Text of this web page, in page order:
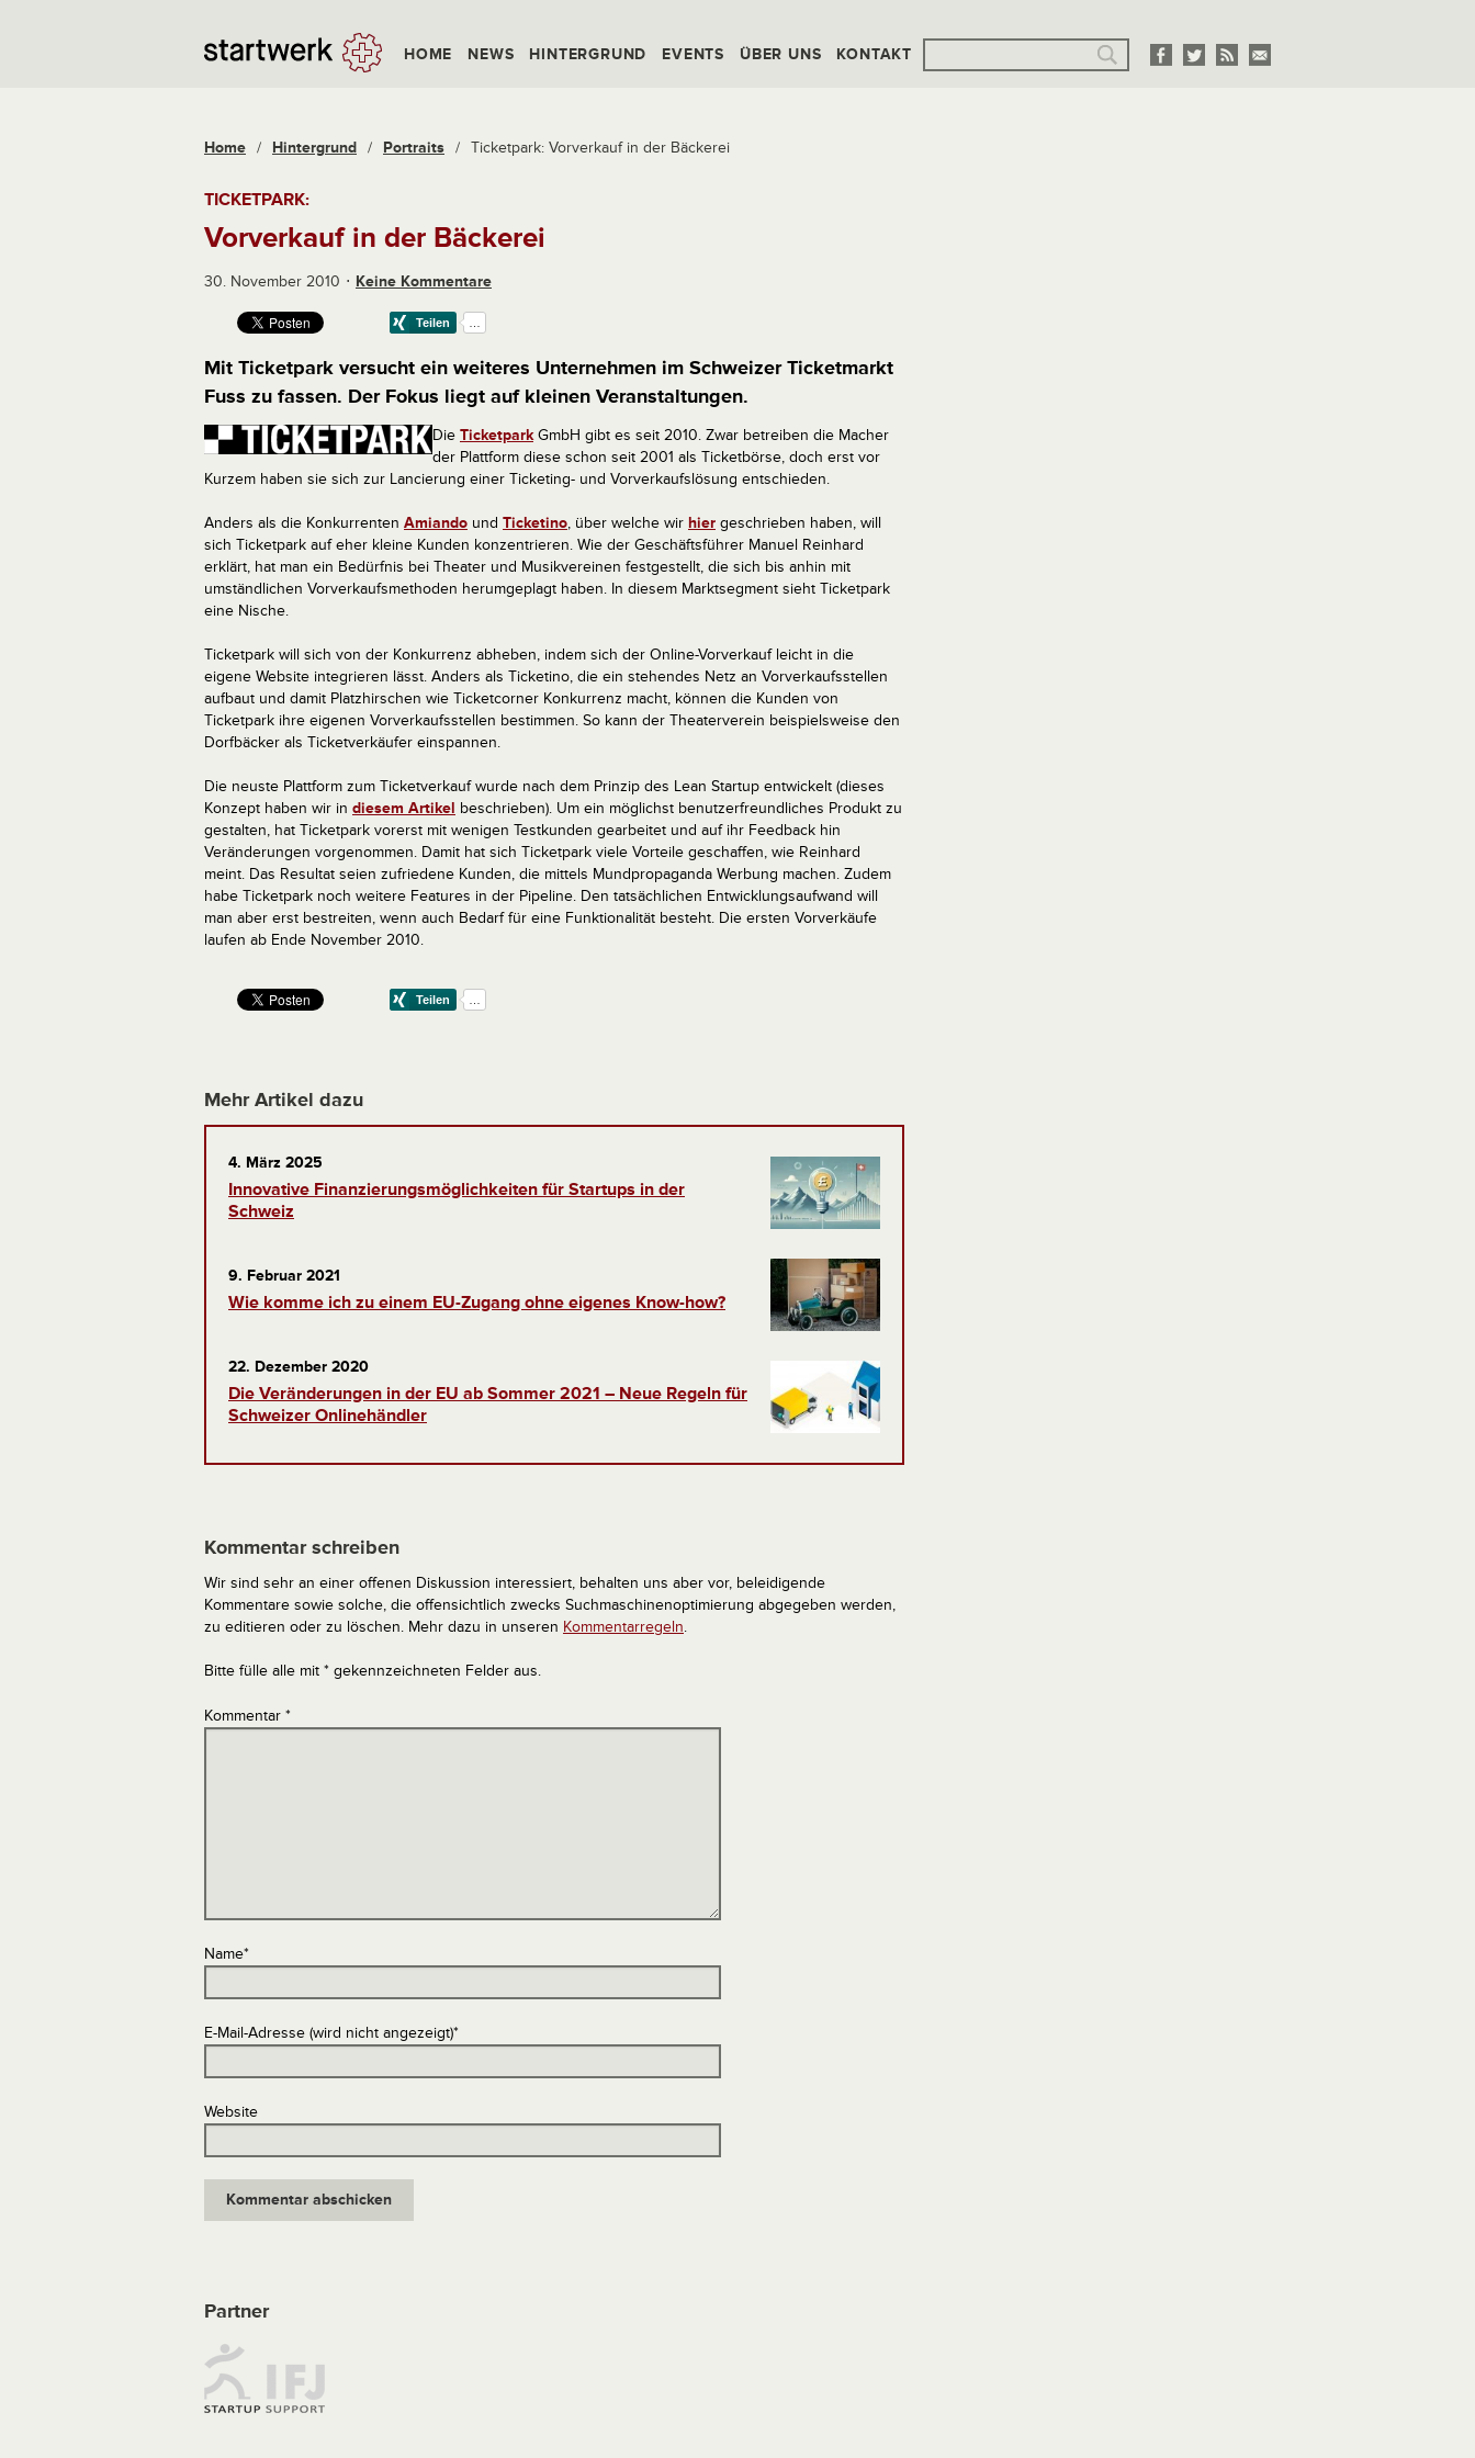
HOME NEWS HINTERGRUND EVENTS ÜBER UNS KONTAKT
Home / Hintergrund / Portraits / Ticketpark: Vorverkauf in der Bäckerei
TICKETPARK:
Vorverkauf in der Bäckerei
30. November 2010 Keine Kommentare
Mit Ticketpark versucht ein weiteres Unternehmen im Schweizer Ticketmarkt
Fuss zu fassen. Der Fokus liegt auf kleinen Veranstaltungen.
Die TicketparkGmbH gibt es seit 2010. Zwar betreiben die Macher
der Plattform diese schon seit 2001 als Ticketbörse, doch erst vor
Kurzem haben sie sich zur Lancierung einer Ticketing- und Vorverkaufslösung entschieden.
Anders als die Konkurrenten Amiando und Ticketino, über welche wir hier geschrieben haben, will
sich Ticketpark auf eher kleine Kunden konzentrieren. Wie der Geschäftsführer Manuel Reinhard
erklärt, hat man ein Bedürfnis bei Theater und Musikvereinen festgestellt, die sich bis anhin mit
umständlichen Vorverkaufsmethoden herumgeplagt haben. In diesem Marktsegment sieht Ticketpark
eine Nische.
Ticketpark will sich von der Konkurrenz abheben, indem sich der Online-Vorverkauf leicht in die
eigene Website integrieren lässt. Anders als Ticketino, die ein stehendes Netz an Vorverkaufsstellen
aufbaut und damit Platzhirschen wie Ticketcorner Konkurrenz macht, können die Kunden von
Ticketpark ihre eigenen Vorverkaufsstellen bestimmen. So kann der Theaterverein beispielsweise den
Dorfbäcker als Ticketverkäufer einspannen.
Die neuste Plattform zum Ticketverkauf wurde nach dem Prinzip des Lean Startup entwickelt (dieses
Konzept haben wir in diesem Artikel beschrieben). Um ein möglichst benutzerfreundliches Produkt zu
gestalten, hat Ticketpark vorerst mit wenigen Testkunden gearbeitet und auf ihr Feedback hin
Veränderungen vorgenommen. Damit hat sich Ticketpark viele Vorteile geschaffen, wie Reinhard
meint. Das Resultat seien zufriedene Kunden, die mittels Mundpropaganda Werbung machen. Zudem
habe Ticketpark noch weitere Features in der Pipeline. Den tatsächlichen Entwicklungsaufwand will
man aber erst bestreiten, wenn auch Bedarf für eine Funktionalität besteht. Die ersten Vorverkäufe
laufen ab Ende November 2010.
Mehr Artikel dazu
4. März 2025
Innovative Finanzierungsmöglichkeiten für Startups in der
Schweiz
9. Februar 2021
Wie komme ich zu einem EU-Zugang ohne eigenes Know-how?
22. Dezember 2020
Die Veränderungen in der EU ab Sommer 2021 – Neue Regeln für
Schweizer Onlinehändler
Kommentar schreiben
Wir sind sehr an einer offenen Diskussion interessiert, behalten uns aber vor, beleidigende
Kommentare sowie solche, die offensichtlich zwecks Suchmaschinenoptimierung abgegeben werden,
zu editieren oder zu löschen. Mehr dazu in unseren Kommentarregeln.
Bitte fülle alle mit * gekennzeichneten Felder aus.
Kommentar *
Name*
E-Mail-Adresse (wird nicht angezeigt)*
Website
Partner